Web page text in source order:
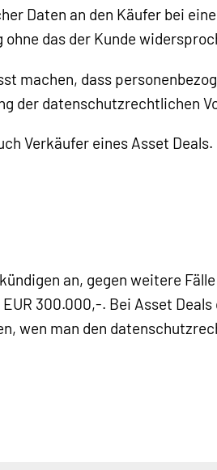
Daten an den Käufer bei
das der Kunde
machen, dass
der datenschutzrechtlichen
Verkäufer eines Asset Deals.
an, gegen weitere
300.000,-. Bei Asset
wen man den